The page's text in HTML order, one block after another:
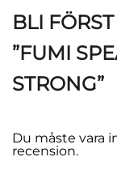
BLI
”FUMI
STRONG”
Du måste vara
recension.